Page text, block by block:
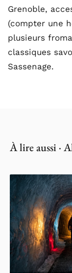
Grenoble,
(compter une
plusieurs
classiques
Sassenage.
À lire aussi ·